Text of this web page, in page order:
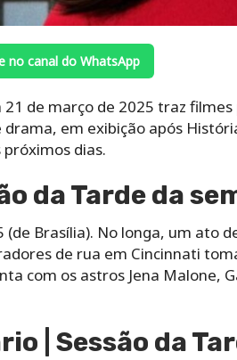
no canal do WhatsApp
de março de 2025 traz
em exibição após
dias.
da Tarde da
Brasília). No longa, um ato
de rua em Cincinnati
com os astros Jena Malone,
| Sessão da